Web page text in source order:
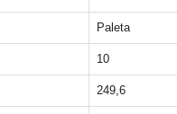
Paleta
10
249,6